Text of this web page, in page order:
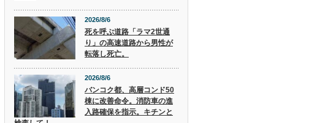
2026/8/6
死を呼ぶ道路「ラマ2世通
り」の高速道路から男性が
転落し死亡。
2026/8/6
バンコク都、高層コンド50
棟に改善命令。消防車の進
入路確保を指示。キチンと